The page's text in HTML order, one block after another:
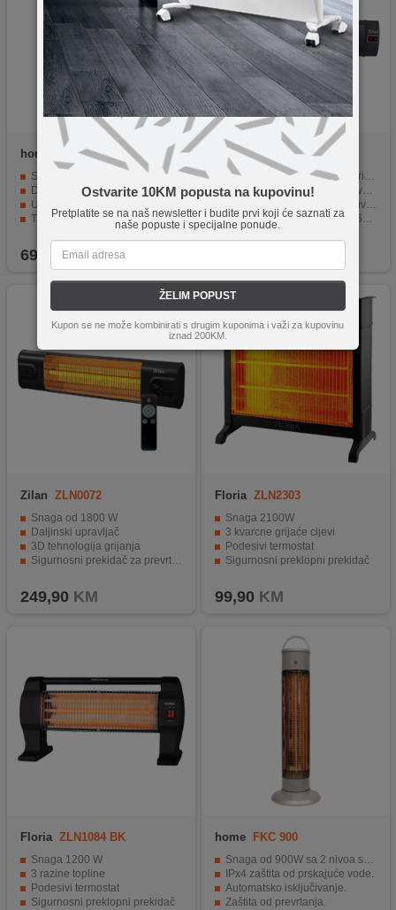
Ostvarite 10KM popusta na kupovinu!
Pretplatite se na naš newsletter i budite prvi koji će saznati za
naše popuste i specijalne ponude.
ŽELIM POPUST
Kupon se ne može kombinirati s drugim kuponima i važi za kupovinu
iznad 200KM.
home FKIR 270 WIFI
Snaga od 1000 W i visokokvalitetno kućište
Digitalni termostat se može podesiti od 0 - 37°C
Upravljanje preko konrtolnog panela i TUYA aplikacije
Tajmer za isključivanje može podesiti svaki sat do 24 sata
Zaštita od pregrijavanja i prevrtanja garantuje pouzdan rad
699,90KM
Zilan ZLN1624
Snaga: 2000 W karbonski grijač.
Daljinski upravljač i 4 postavke napajanja.
Timer za automatsko isključivanje od 1-9 sati.
Zaštita od pregrijavanja i IP55 standard.
Montaža na zid ili strop i preporučena površina grijanja 16-32 m².
Zilan ZLN0072
Snaga od 1800 W
Daljinski upravljač
3D tehnologija grijanja
Sigurnosni prekidač za prevrtanje
249,90 KM
Floria ZLN2303
Snaga 2100W
3 kvarcne grijaće cijevi
Podesivi termostat
Sigurnosni preklopni prekidač
99,90 KM
Floria ZLN1084 BK
Snaga 1200 W
3 razine topline
Podesivi termostat
Sigurnosni preklopni prekidač
home FKC 900
Snaga od 900W sa 2 nivoa snage.
IPx4 zaštita od prskajuće vode.
Automatsko isključivanje.
Zaštita od prevrtanja.